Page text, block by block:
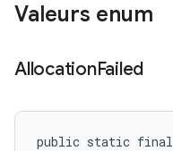
Valeurs enum
AllocationFailed
public static final